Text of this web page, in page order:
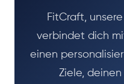
FitCraft,
verbindet dich
einen
Ziele,